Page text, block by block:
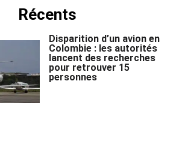
Récents
Disparition d’un avion en
Colombie : les autorités
lancent des recherches
pour retrouver 15
personnes